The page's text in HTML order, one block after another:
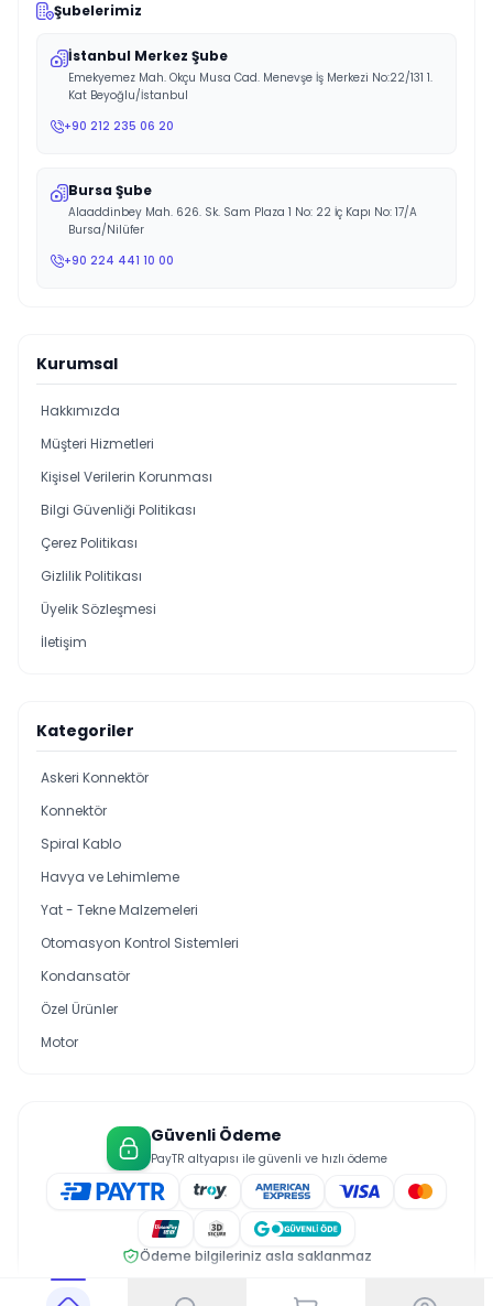
Şubelerimiz
İstanbul Merkez Şube
Emekyemez Mah. Okçu Musa Cad. Menevşe İş Merkezi No:22/131 1.
Kat Beyoğlu/İstanbul
+90 212 235 06 20
Bursa Şube
Alaaddinbey Mah. 626. Sk. Sam Plaza 1 No: 22 İç Kapı No: 17/A
Bursa/Nilüfer
+90 224 441 10 00
Kurumsal
Hakkımızda
Müşteri Hizmetleri
Kişisel Verilerin Korunması
Bilgi Güvenliği Politikası
Çerez Politikası
Gizlilik Politikası
Üyelik Sözleşmesi
İletişim
Kategoriler
Askeri Konnektör
Konnektör
Spiral Kablo
Havya ve Lehimleme
Yat - Tekne Malzemeleri
Otomasyon Kontrol Sistemleri
Kondansatör
Özel Ürünler
Motor
Güvenli Ödeme
PayTR altyapısı ile güvenli ve hızlı ödeme
Ödeme bilgileriniz asla saklanmaz